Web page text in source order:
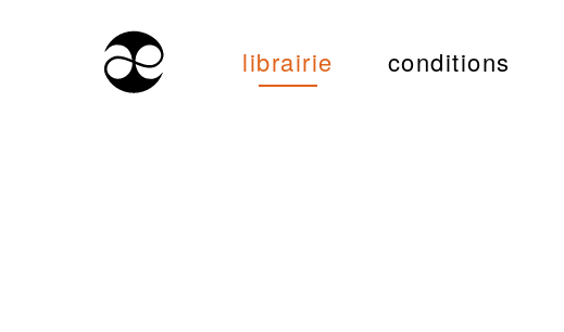
librairie conditions